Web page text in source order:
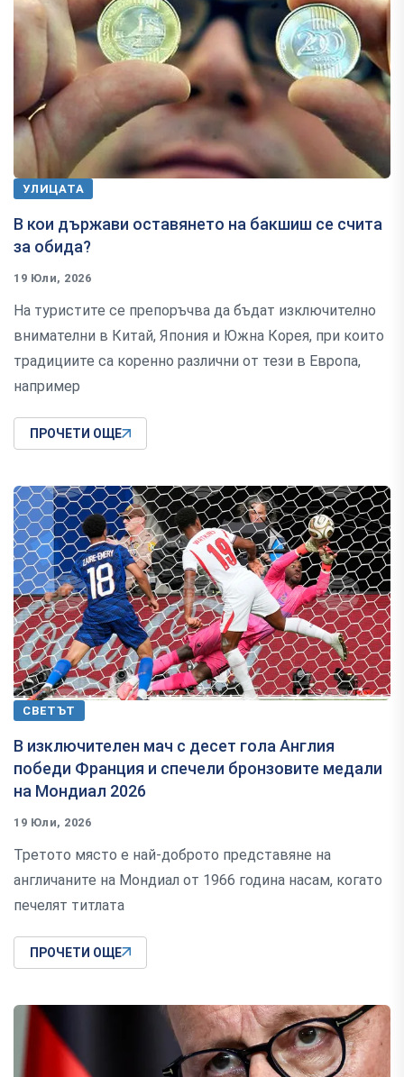
УЛИЦАТА
В кои държави оставянето на бакшиш се счита
за обида?
19 Юли, 2026
На туристите се препоръчва да бъдат изключително
внимателни в Китай, Япония и Южна Корея, при които
традициите са коренно различни от тези в Европа,
например
ПРОЧЕТИ ОЩЕ
СВЕТЪТ
В изключителен мач с десет гола Англия
победи Франция и спечели бронзовите медали
на Мондиал 2026
19 Юли, 2026
Третото място е най-доброто представяне на
англичаните на Мондиал от 1966 година насам, когато
печелят титлата
ПРОЧЕТИ ОЩЕ